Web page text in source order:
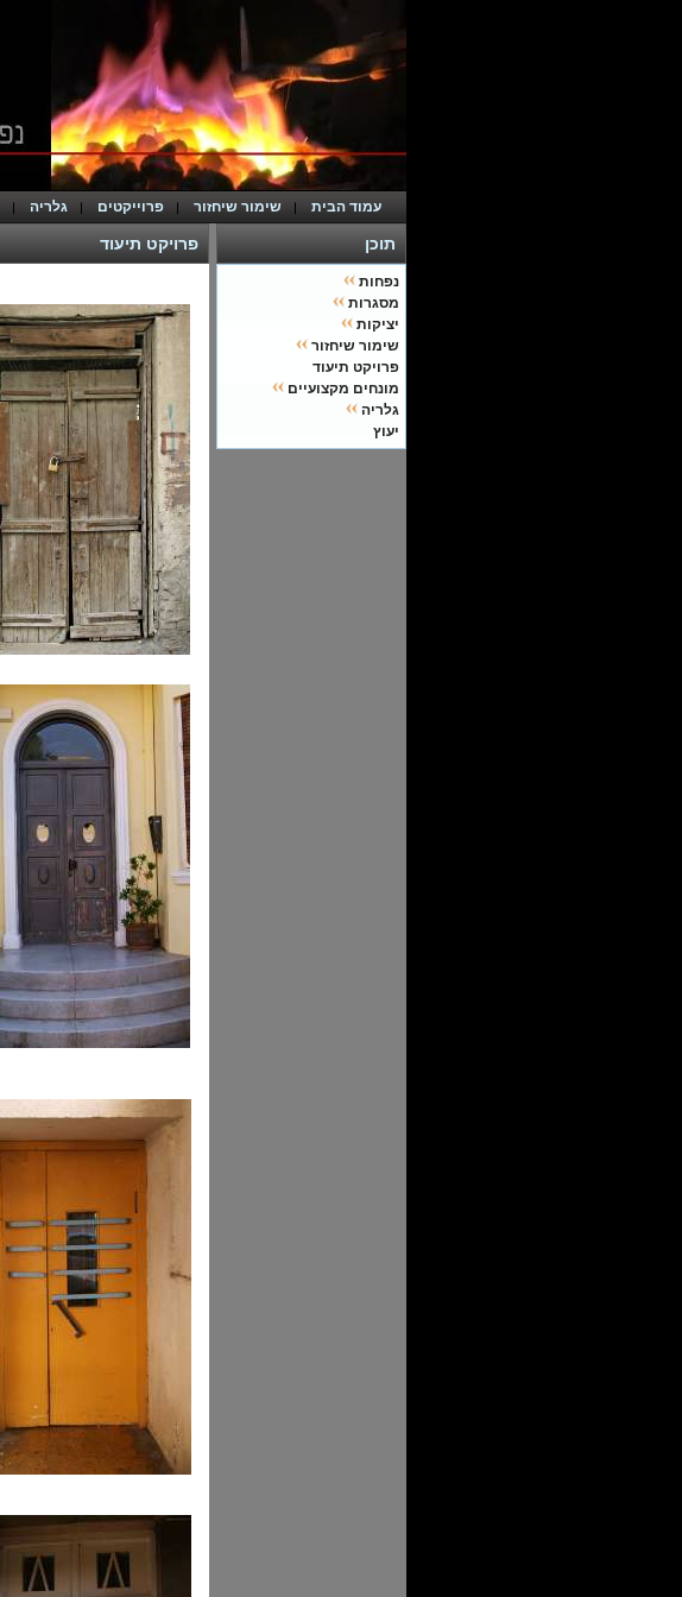
עמוד הבית שימור שיחזור פרוייקטים גלריה
פרויקט תיעוד תוכן
נפחות
מסגרות
יציקות
שימור שיחזור
פרויקט תיעוד
מונחים מקצועיים
גלריה
יעוץ